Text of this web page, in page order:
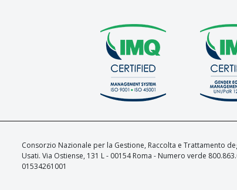
Consorzio Nazionale per la Gestione, Raccolta e Trattamento
Usati. Via Ostiense, 131 L - 00154 Roma - Numero verde
01534261001